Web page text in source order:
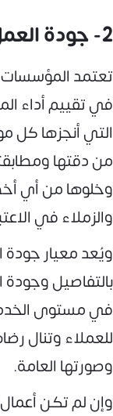
2- جودة العمل
تعتمد
في تقييم أداء
التي أنجزها كل
من دقتها
وخلوها من أي
والزملاء في
ويُعد معيار
بالتفاصيل وجودة
في مستوى
للعملاء وتنال
وصورتها العامة.
وإن لم تكن